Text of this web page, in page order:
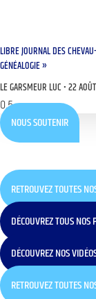
LIBRE JOURNAL DES
GÉNÉALOGIE »
LE GARSMEUR LUC 22
NOUS SOUTENIR
RETROUVEZ TOUTES
DÉCOUVREZ TOUS NOS
DÉCOUVREZ NOS
RETROUVEZ TOUTES